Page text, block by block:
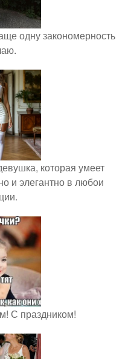
одну закономерность
которая умеет
и элегантно в любои
С праздником!